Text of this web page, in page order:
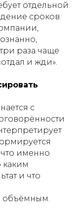
отдельной
сроков
раза чаще
и жди».
с
именно
каким
и что
объёмным.